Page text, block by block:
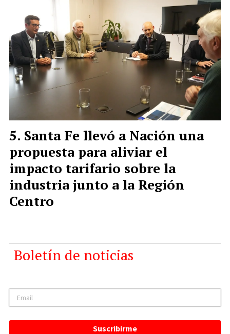
Santa Fe llevó a Nación una
propuesta para aliviar el
impacto tarifario sobre la
industria junto a la Región
Centro
Boletín de noticias
Suscribirme